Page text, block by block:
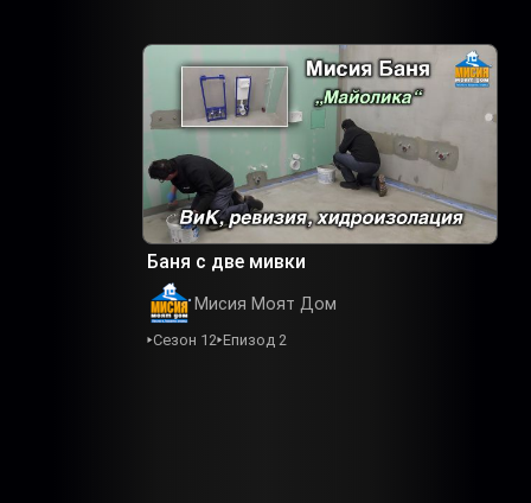
Баня с две мивки
Мисия Моят Дом
Сезон 12 Епизод 2